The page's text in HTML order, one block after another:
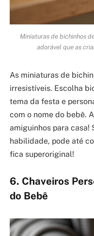
Miniaturas de bichinhos
adorável que as
As miniaturas de
irresistíveis. Escolha
tema da festa e
com o nome do bebê.
amiguinhos para casa!
habilidade, pode até
fica superoriginal!
6. Chaveiros
do Bebê